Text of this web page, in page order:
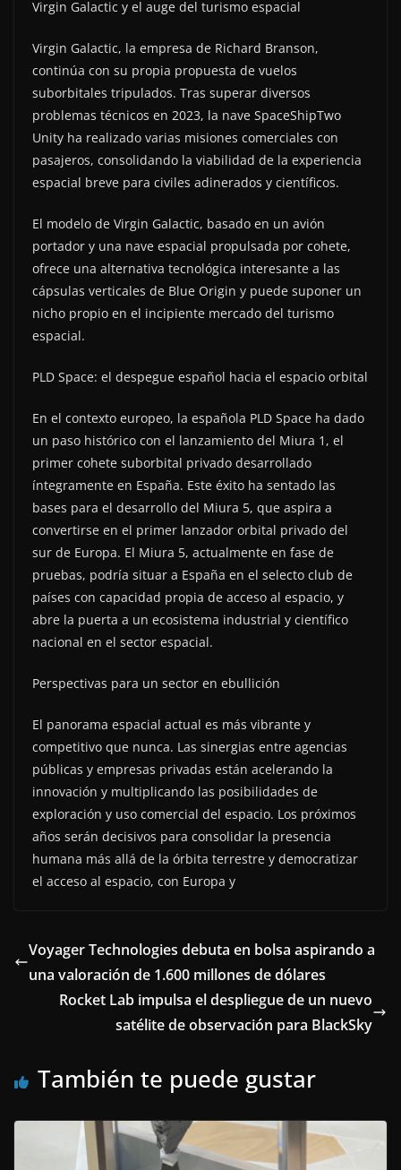
Virgin Galactic y el auge del turismo espacial
Virgin Galactic, la empresa de Richard Branson,
continúa con su propia propuesta de vuelos
suborbitales tripulados. Tras superar diversos
problemas técnicos en 2023, la nave SpaceShipTwo
Unity ha realizado varias misiones comerciales con
pasajeros, consolidando la viabilidad de la experiencia
espacial breve para civiles adinerados y científicos.
El modelo de Virgin Galactic, basado en un avión
portador y una nave espacial propulsada por cohete,
ofrece una alternativa tecnológica interesante a las
cápsulas verticales de Blue Origin y puede suponer un
nicho propio en el incipiente mercado del turismo
espacial.
PLD Space: el despegue español hacia el espacio orbital
En el contexto europeo, la española PLD Space ha dado
un paso histórico con el lanzamiento del Miura 1, el
primer cohete suborbital privado desarrollado
íntegramente en España. Este éxito ha sentado las
bases para el desarrollo del Miura 5, que aspira a
convertirse en el primer lanzador orbital privado del
sur de Europa. El Miura 5, actualmente en fase de
pruebas, podría situar a España en el selecto club de
países con capacidad propia de acceso al espacio, y
abre la puerta a un ecosistema industrial y científico
nacional en el sector espacial.
Perspectivas para un sector en ebullición
El panorama espacial actual es más vibrante y
competitivo que nunca. Las sinergias entre agencias
públicas y empresas privadas están acelerando la
innovación y multiplicando las posibilidades de
exploración y uso comercial del espacio. Los próximos
años serán decisivos para consolidar la presencia
humana más allá de la órbita terrestre y democratizar
el acceso al espacio, con Europa y
Voyager Technologies debuta en bolsa aspirando a
una valoración de 1.600 millones de dólares
Rocket Lab impulsa el despliegue de un nuevo
satélite de observación para BlackSky
También te puede gustar